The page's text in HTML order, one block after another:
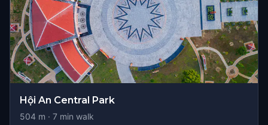
Hội An Central Park
504 m · 7 min walk